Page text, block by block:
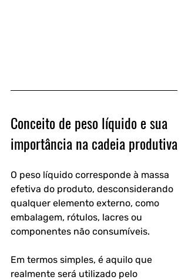
Conceito de peso líquido e sua
importância na cadeia produtiva
O peso líquido corresponde à massa
efetiva do produto, desconsiderando
qualquer elemento externo, como
embalagem, rótulos, lacres ou
componentes não consumíveis.
Em termos simples, é aquilo que
realmente será utilizado pelo